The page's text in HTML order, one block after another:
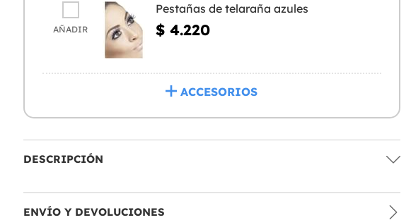
AÑADIR
Pestañas de telaraña azules
$ 4.220
ACCESORIOS
DESCRIPCIÓN
ENVÍO Y DEVOLUCIONES